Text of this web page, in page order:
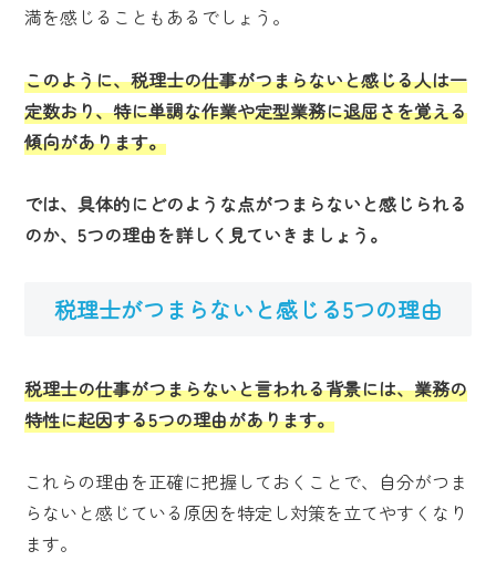
満を感じることもあるでしょう。
このように、税理士の仕事がつまらないと感じる人は一
定数おり、特に単調な作業や定型業務に退屈さを覚える
傾向があります。
では、具体的にどのような点がつまらないと感じられる
のか、5つの理由を詳しく見ていきましょう。
税理士がつまらないと感じる5つの理由
税理士の仕事がつまらないと言われる背景には、業務の
特性に起因する5つの理由があります。
これらの理由を正確に把握しておくことで、自分がつま
らないと感じている原因を特定し対策を立てやすくなり
ます。